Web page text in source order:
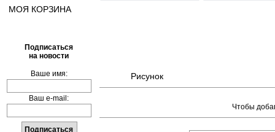
МОЯ КОРЗИНА
Подписаться
на новости
Ваше имя:
Ваш e-mail:
Рисунок
Чтобы